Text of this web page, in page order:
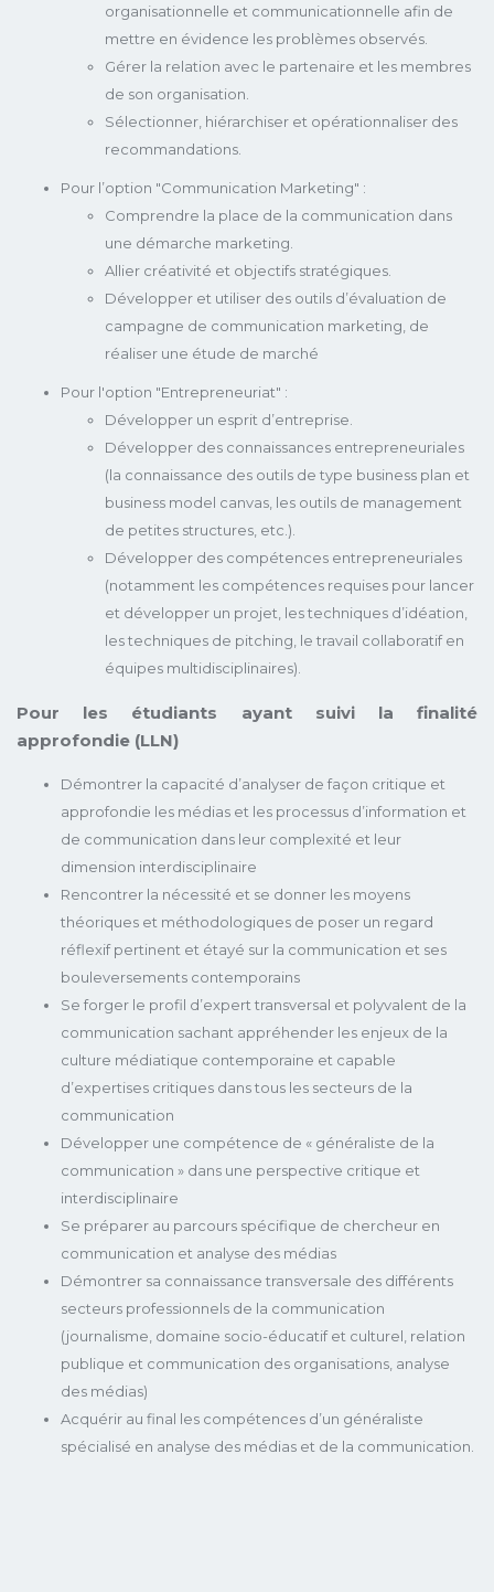
organisationnelle et communicationnelle afin de
mettre en évidence les problèmes observés.
Gérer la relation avec le partenaire et les membres
de son organisation.
Sélectionner, hiérarchiser et opérationnaliser des
recommandations.
Pour l’option "Communication Marketing" :
Comprendre la place de la communication dans
une démarche marketing.
Allier créativité et objectifs stratégiques.
Développer et utiliser des outils d’évaluation de
campagne de communication marketing, de
réaliser une étude de marché
Pour l'option "Entrepreneuriat" :
Développer un esprit d’entreprise.
Développer des connaissances entrepreneuriales
(la connaissance des outils de type business plan et
business model canvas, les outils de management
de petites structures, etc.).
Développer des compétences entrepreneuriales
(notamment les compétences requises pour lancer
et développer un projet, les techniques d’idéation,
les techniques de pitching, le travail collaboratif en
équipes multidisciplinaires).
Pour les étudiants ayant suivi la finalité
approfondie (LLN)
Démontrer la capacité d’analyser de façon critique et
approfondie les médias et les processus d’information et
de communication dans leur complexité et leur
dimension interdisciplinaire
Rencontrer la nécessité et se donner les moyens
théoriques et méthodologiques de poser un regard
réflexif pertinent et étayé sur la communication et ses
bouleversements contemporains
Se forger le profil d’expert transversal et polyvalent de la
communication sachant appréhender les enjeux de la
culture médiatique contemporaine et capable
d’expertises critiques dans tous les secteurs de la
communication
Développer une compétence de « généraliste de la
communication » dans une perspective critique et
interdisciplinaire
Se préparer au parcours spécifique de chercheur en
communication et analyse des médias
Démontrer sa connaissance transversale des différents
secteurs professionnels de la communication
(journalisme, domaine socio-éducatif et culturel, relation
publique et communication des organisations, analyse
des médias)
Acquérir au final les compétences d’un généraliste
spécialisé en analyse des médias et de la communication.